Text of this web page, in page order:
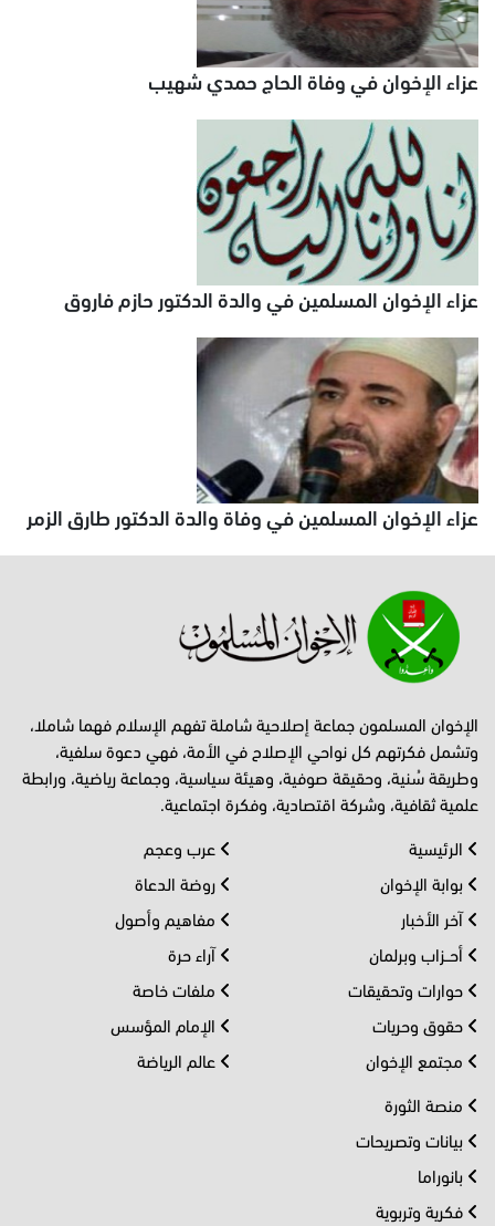
عزاء الإخوان في وفاة الحاج حمدي شهيب
عزاء الإخوان المسلمين في والدة الدكتور حازم فاروق
عزاء الإخوان المسلمين في وفاة والدة الدكتور طارق الزمر
الإخوان المسلمون جماعة إصلاحية شاملة تفهم الإسلام فهما شاملا،
وتشمل فكرتهم كل نواحي الإصلاح في الأمة، فهي دعوة سلفية،
وطريقة سُنية، وحقيقة صوفية، وهيئة سياسية، وجماعة رياضية، ورابطة
علمية ثقافية، وشركة اقتصادية، وفكرة اجتماعية.
الرئيسية
بوابة الإخوان
آخر الأخبار
أحــزاب وبرلمان
حوارات وتحقيقات
حقوق وحريات
مجتمع الإخوان
عرب وعجم
روضة الدعاة
مفاهيم وأصول
آراء حرة
ملفات خاصة
الإمام المؤسس
عالم الرياضة
منصة الثورة
بيانات وتصريحات
بانوراما
فكرية وتربوية